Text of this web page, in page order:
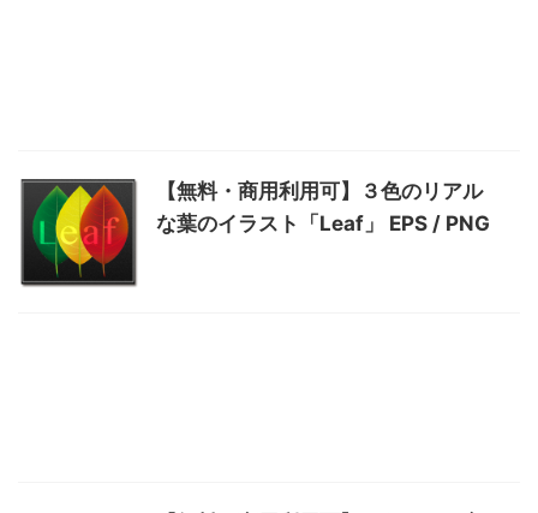
【無料・商用利用可】３色のリアル
な葉のイラスト「Leaf」 EPS / PNG